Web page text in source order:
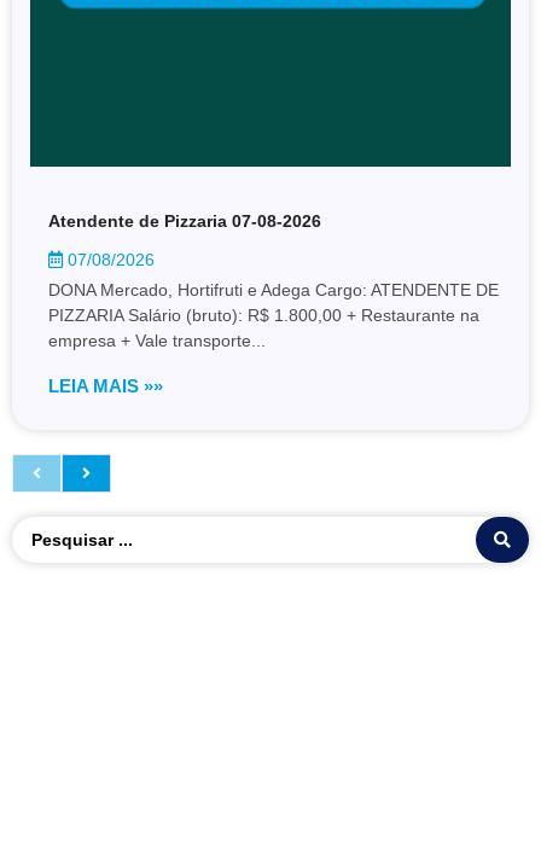
Atendente de Pizzaria 07-08-2026
07/08/2026
DONA Mercado, Hortifruti e Adega Cargo: ATENDENTE DE
PIZZARIA Salário (bruto): R$ 1.800,00 + Restaurante na
empresa + Vale transporte...
LEIA MAIS »»